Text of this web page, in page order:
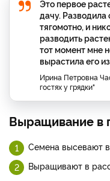
Это первое
дачу. Разводила
тягомотно, и
разводить
тот момент мне
вырастила его
Ирина Петровна
гостях у грядки"
Выращивание в
Семена высевают
Выращивают в